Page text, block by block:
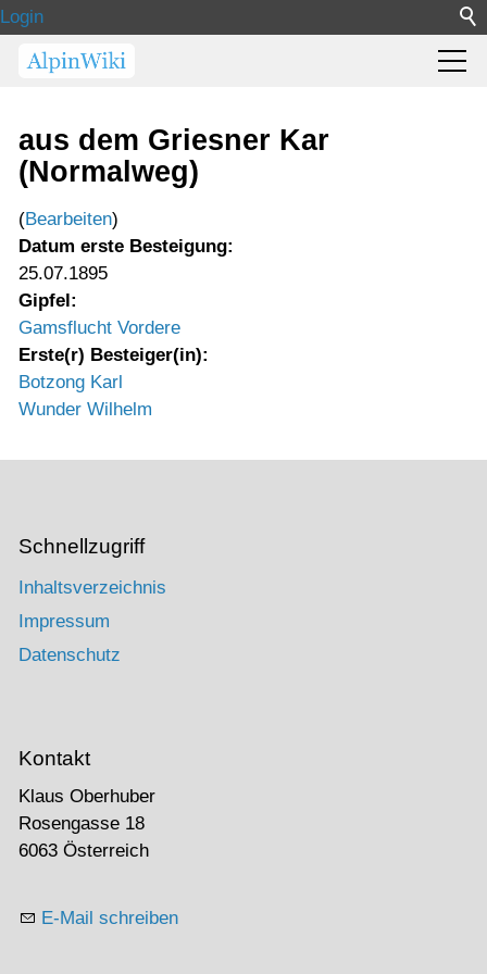
Login
aus dem Griesner Kar
(Normalweg)
(Bearbeiten)
Datum erste Besteigung:
25.07.1895
Gipfel:
Gamsflucht Vordere
Erste(r) Besteiger(in):
Botzong Karl
Wunder Wilhelm
Schnellzugriff
Inhaltsverzeichnis
Impressum
Datenschutz
Kontakt
Klaus Oberhuber
Rosengasse 18
6063 Österreich
E-Mail schreiben